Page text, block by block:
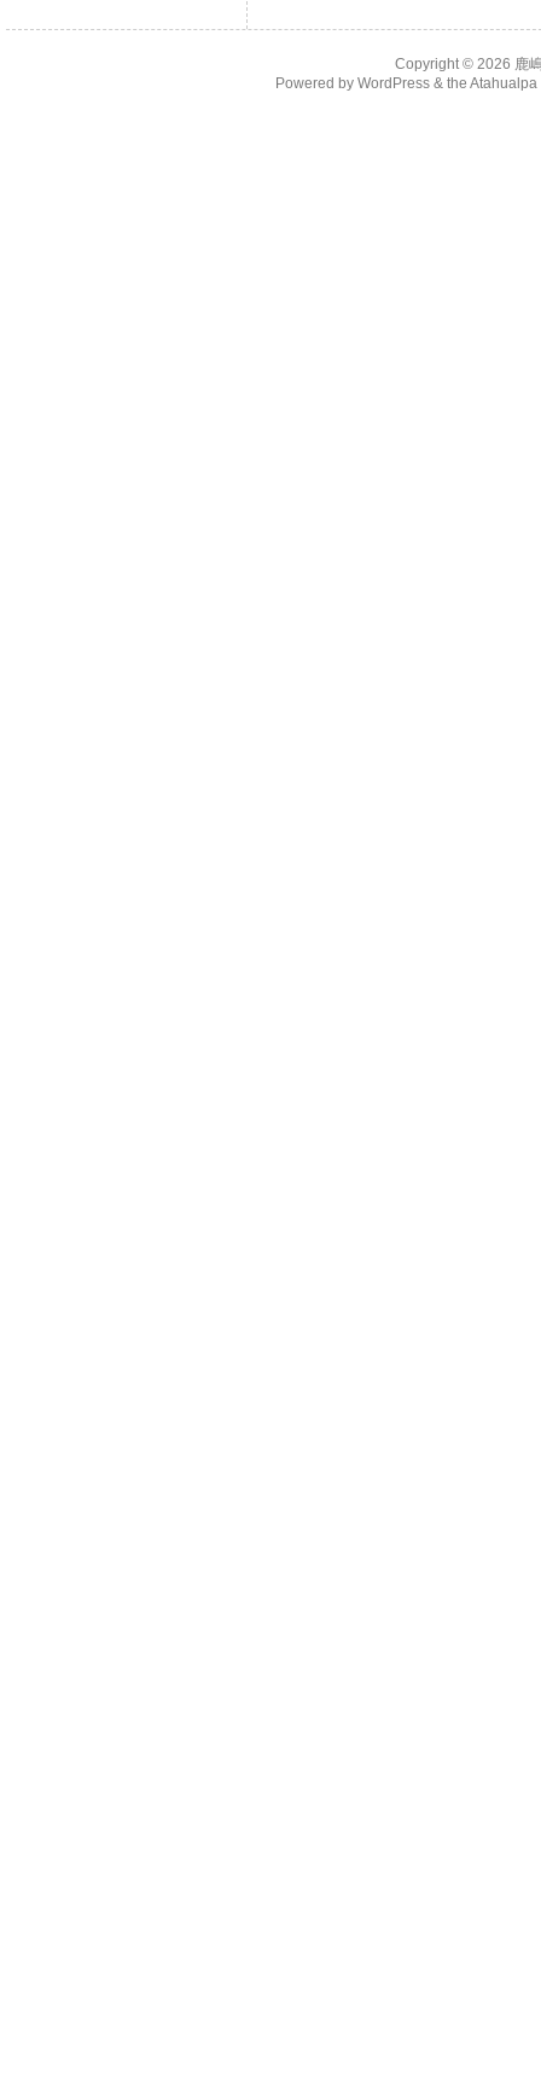
Copyright © 2026 鹿
Powered by WordPress& the Atahualpa